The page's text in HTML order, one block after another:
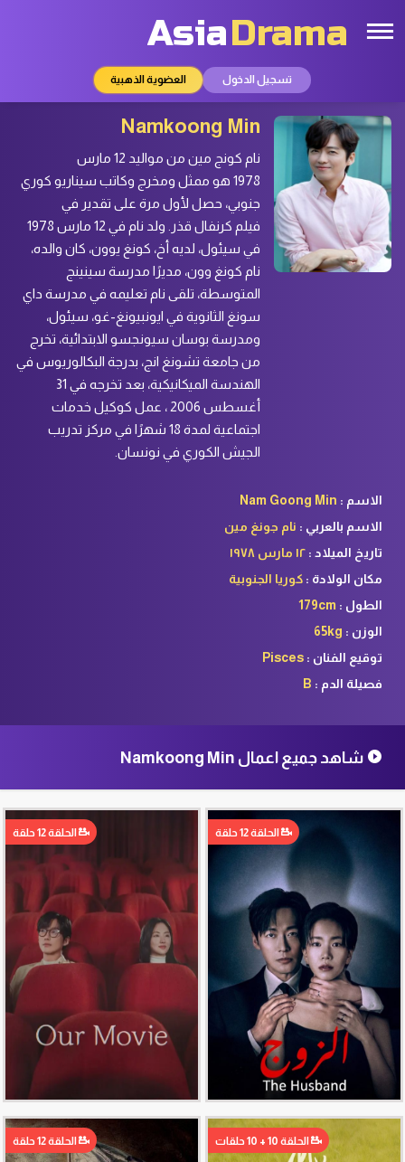
AsiaDrama
تسجيل الدخول العضوية الذهبية
Namkoong Min
نام كونج مين من مواليد 12 مارس
1978 هو ممثل ومخرج وكاتب سيناريو كوري
جنوبي، حصل لأول مرة على تقدير في
فيلم كرنفال قذر. ولد نام في 12 مارس 1978
في سيئول، لديه أخ، كونغ يوون، كان والده،
نام كونغ وون، مديرًا مدرسة سينينج
المتوسطة، تلقى نام تعليمه في مدرسة داي
سونغ الثانوية في ايونبيونغ-غو، سيئول،
ومدرسة بوسان سيونجسو الابتدائية، تخرج
من جامعة تشونغ انج، بدرجة البكالوريوس في
الهندسة الميكانيكية، بعد تخرجه في 31
أغسطس 2006 ، عمل كوكيل خدمات
اجتماعية لمدة 18 شهرًا في مركز تدريب
الجيش الكوري في نونسان.
الاسم : Nam Goong Min
الاسم بالعربي : نام جونغ مين
تاريخ الميلاد : ١٢ مارس ١٩٧٨
مكان الولادة : كوريا الجنوبية
الطول : 179cm
الوزن : 65kg
توقيع الفنان : Pisces
فصيلة الدم : B
شاهد جميع اعمال Namkoong Min
الحلقة 12 حلقة الحلقة 12 حلقة
الحلقة 10 + 10 حلقات الحلقة 12 حلقة